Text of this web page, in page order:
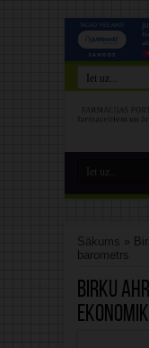
Sākums »
barometrs
Birku